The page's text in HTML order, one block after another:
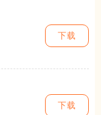
下载
下载